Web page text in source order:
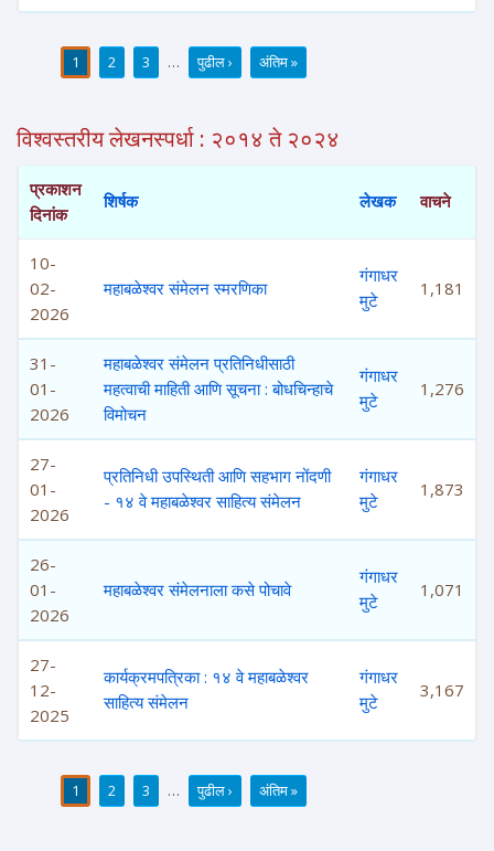
1 2 3 … पुढील › अंतिम »
विश्वस्तरीय लेखनस्पर्धा : २०१४ ते २०२४
प्रकाशन
दिनांक
शिर्षक लेखक वाचने
10-
02-
2026
महाबळेश्वर संमेलन स्मरणिका
गंगाधर
मुटे
1,181
31-
01-
2026
महाबळेश्वर संमेलन प्रतिनिधीसाठी
महत्वाची माहिती आणि सूचना : बोधचिन्हाचे
विमोचन
गंगाधर
मुटे
1,276
27-
01-
2026
प्रतिनिधी उपस्थिती आणि सहभाग नोंदणी
- १४ वे महाबळेश्वर साहित्य संमेलन
गंगाधर
मुटे
1,873
26-
01-
2026
महाबळेश्वर संमेलनाला कसे पोचावे
गंगाधर
मुटे
1,071
27-
12-
2025
कार्यक्रमपत्रिका : १४ वे महाबळेश्वर
साहित्य संमेलन
गंगाधर
मुटे
3,167
1 2 3 … पुढील › अंतिम »